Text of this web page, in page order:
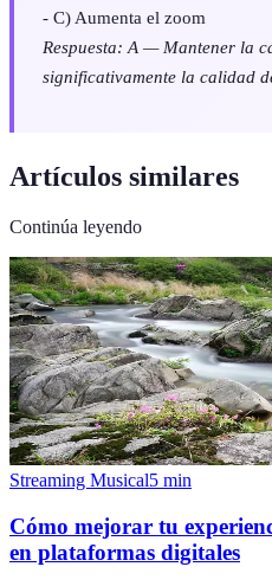
- C) Aumenta el zoom
Respuesta: A — Mantener la
significativamente la calidad
Artículos similares
Continúa leyendo
Streaming Musical5 min
Cómo mejorar tu
en plataformas digitales